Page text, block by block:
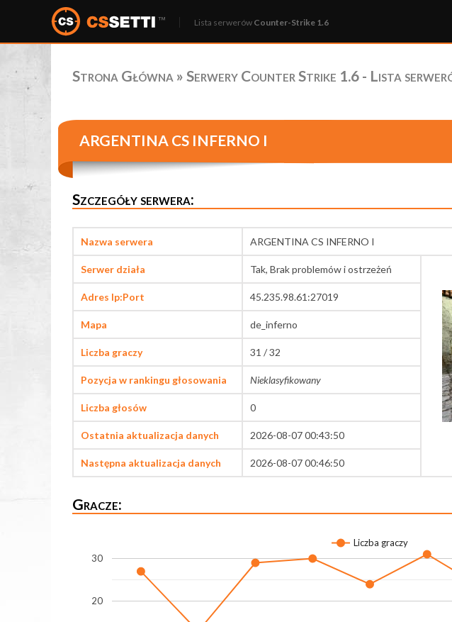
Lista serwerów Counter-Strike 1.6
Strona Główna » Serwery Counter Strike 1.6 - Lista
ARGENTINA CS INFERNO I
Szczegóły serwera:
Nazwa serwera ARGENTINA CS INFERNO I
Serwer działa Tak, Brak problemów i ostrzeżeń
Adres Ip:Port 45.235.98.61:27019
Mapa de_inferno
Liczba graczy 31 / 32
Pozycja w rankingu głosowania Nieklasyfikowany
Liczba głosów 0
Ostatnia aktualizacja danych 2026-08-07 00:43:50
Następna aktualizacja danych 2026-08-07 00:46:50
Gracze:
Liczba graczy
20
30